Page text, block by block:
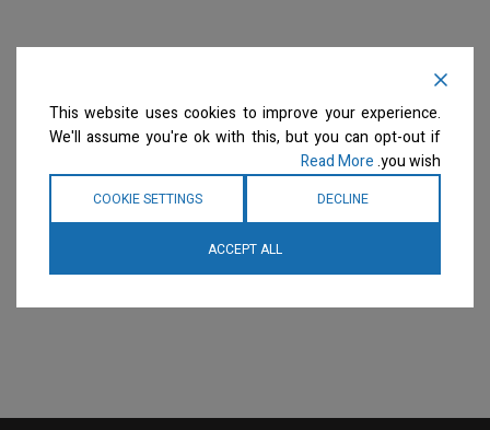
This website uses cookies to improve your experience.
We'll assume you're ok with this, but you can opt-out if
you wish.
Read More
DECLINE
COOKIE SETTINGS
ACCEPT ALL